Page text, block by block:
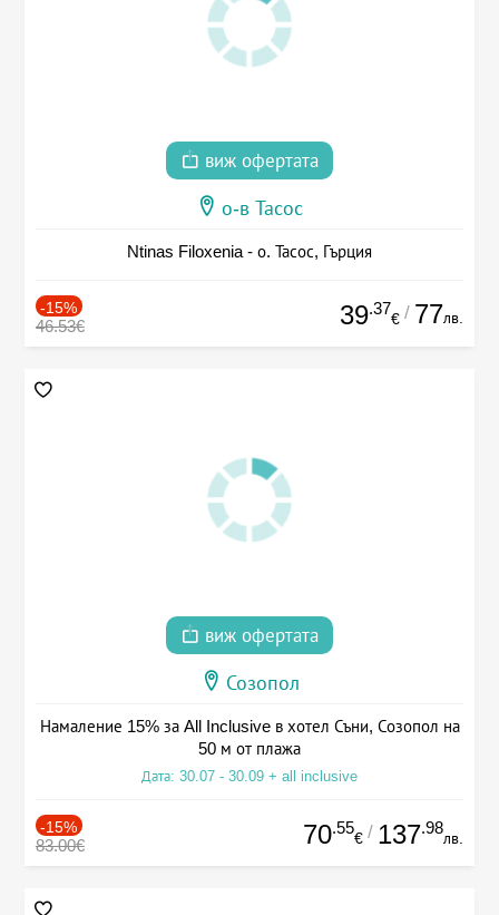
виж офертата
о-в Тасос
Ntinas Filoxenia - о. Тасос, Гърция
-15%
46.53€ 39.37
€ / 77лв.
виж офертата
Созопол
Намаление 15% за All Inclusive в хотел Съни, Созопол на
50 м от плажа
Дата: 30.07 - 30.09 + all inclusive
-15%
83.00€ 70.55
€ / 137.98
лв.